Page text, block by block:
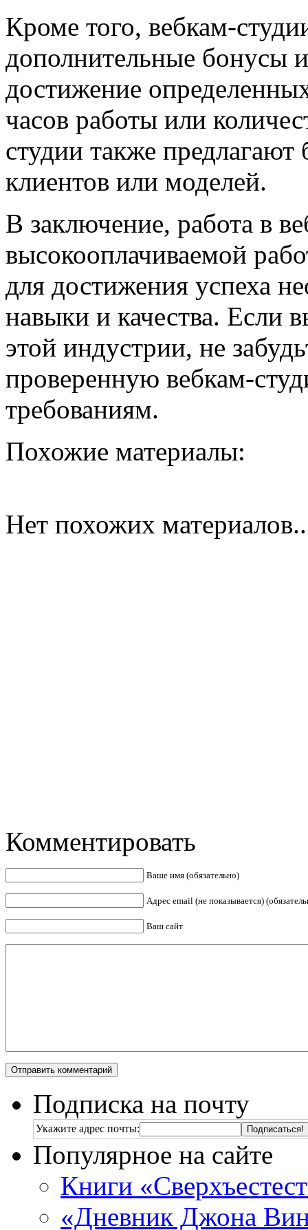
Кроме того, вебкам-
дополнительные бонусы
достижение
часов работы или
студии также
клиентов или моделей.
В заключение, работа в
высокооплачиваемой
для достижения успеха
навыки и качества. Если
этой индустрии, не
проверенную вебкам-
требованиям.
Похожие материалы:
Нет похожих
Комментировать
Ваше имя (обязательно)
Адрес email (не показывается)
Ваш сайт
Подписка на почту
Укажите адрес почты:
Популярное на сайте
Книги
«Дневник Джона